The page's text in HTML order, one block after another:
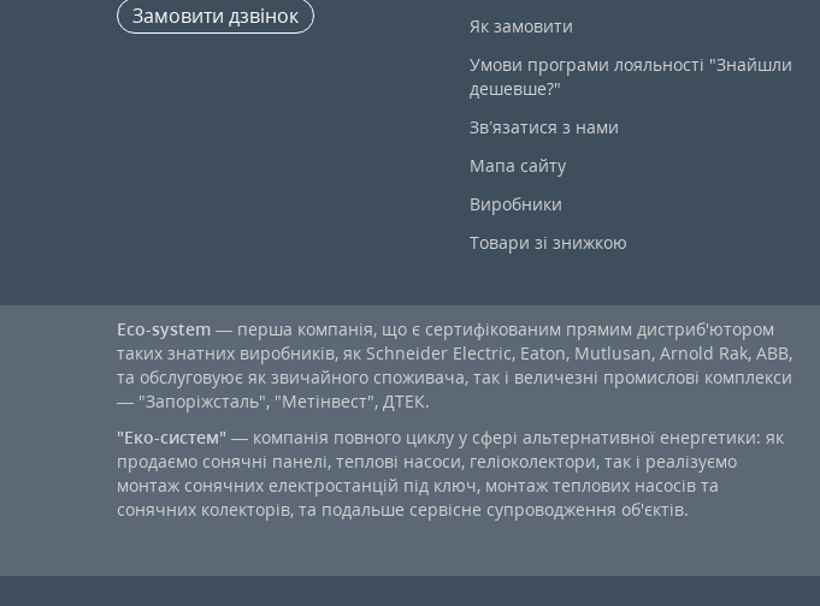
Замовити дзвінок
Як замовити
Умови програми лояльності "Знайшли
дешевше?"
Зв’язатися з нами
Мапа сайту
Виробники
Товари зі знижкою
Eco-system — перша компанія, що є сертифікованим прямим дистриб'ютором
таких знатних виробників, як Schneider Electric, Eaton, Mutlusan, Arnold Rak, ABB,
та обслуговуює як звичайного споживача, так і величезні промислові комплекси
— "Запоріжсталь", "Метінвест", ДТЕК.
"Еко-систем" — компанія повного циклу у сфері альтернативної енергетики: як
продаємо сонячні панелі, теплові насоси, геліоколектори, так і реалізуємо
монтаж сонячних електростанцій під ключ, монтаж теплових насосів та
сонячних колекторів, та подальше сервісне супроводження об'єктів.